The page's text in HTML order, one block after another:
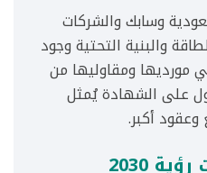
وسابك والشركات
والبنية التحتية وجود
ومقاوليها من
على الشهادة يُمثل
أكبر.